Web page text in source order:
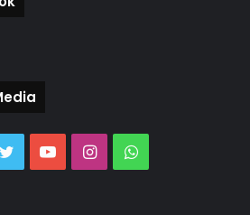
TwitterYouTubeInstagramWhatsApp